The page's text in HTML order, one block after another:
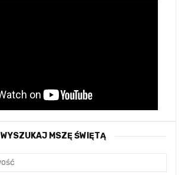
WYSZUKAJ MSZĘ ŚWIĘTĄ